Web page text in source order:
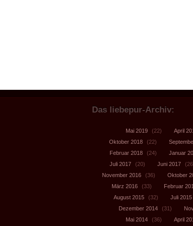
Das liebepur-Archiv:
Mai 2019 (22) April
Oktober 2018
(22)
Februar 2018
(24) Januar
Juli 2017
(20) Juni 2017
November 2016
(36) Oktober
März 2016
(33) Februar
August 2015
(32) Juli 2015
Dezember 2014
(31)
Mai 2014
(36) April